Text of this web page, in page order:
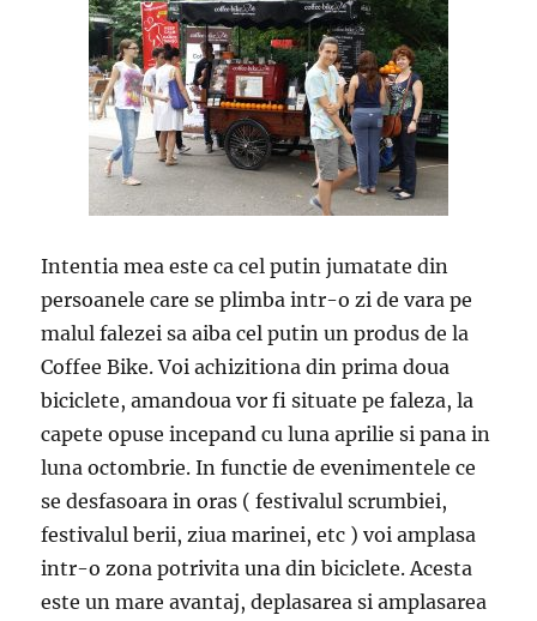
Intentia mea este ca cel putin jumatate din
persoanele care se plimba intr-o zi de vara pe
malul falezei sa aiba cel putin un produs de la
Coffee Bike. Voi achizitiona din prima doua
biciclete, amandoua vor fi situate pe faleza, la
capete opuse incepand cu luna aprilie si pana in
luna octombrie. In functie de evenimentele ce
se desfasoara in oras ( festivalul scrumbiei,
festivalul berii, ziua marinei, etc ) voi amplasa
intr-o zona potrivita una din biciclete. Acesta
este un mare avantaj, deplasarea si amplasarea